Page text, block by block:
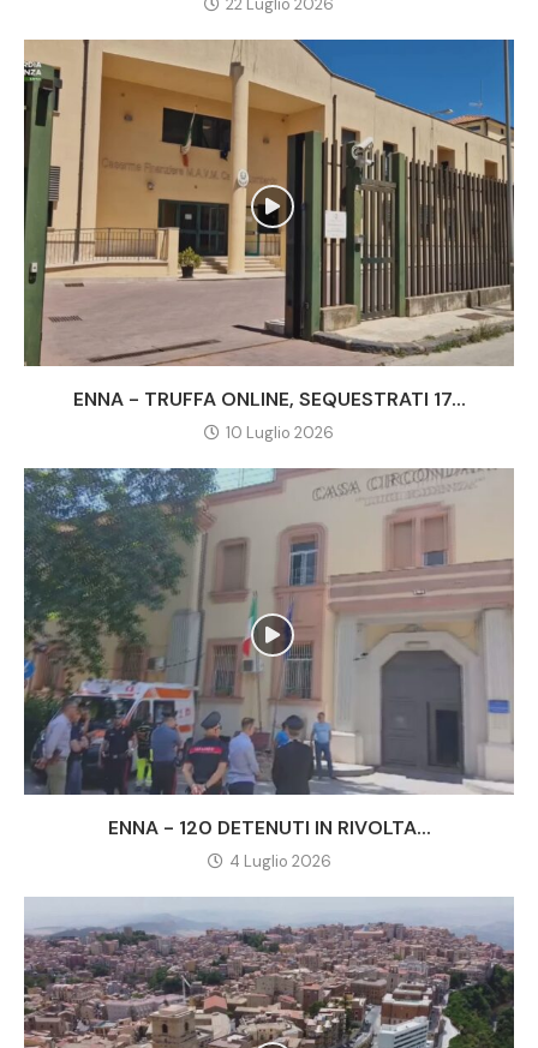
22 Luglio 2026
ENNA - TRUFFA ONLINE, SEQUESTRATI 17...
10 Luglio 2026
ENNA - 120 DETENUTI IN RIVOLTA...
4 Luglio 2026